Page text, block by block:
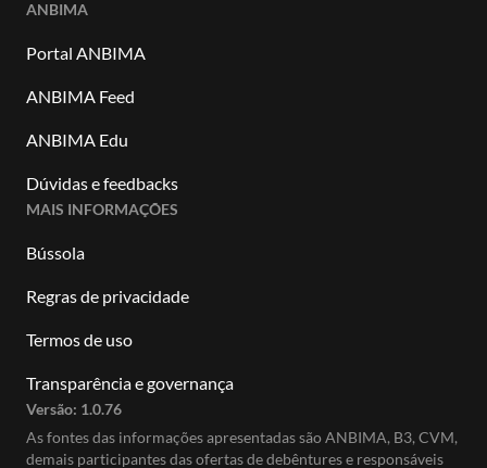
ANBIMA
Portal ANBIMA
ANBIMA Feed
ANBIMA Edu
Dúvidas e feedbacks
MAIS INFORMAÇÕES
Bússola
Regras de privacidade
Termos de uso
Transparência e governança
Versão: 1.0.76
As fontes das informações apresentadas são ANBIMA, B3, CVM,
demais participantes das ofertas de debêntures e responsáveis